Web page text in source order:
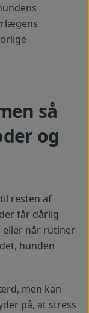
så
og
resten af
får dårlig
eller når rutiner
hunden
men kan
på, at stress